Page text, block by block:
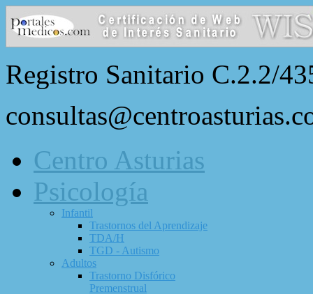
Registro Sanitario C.2.2/
Centro Asturias
Psicología
Infantil
Trastornos del Aprendizaje
TDA/H
TGD - Autismo
Adultos
Trastorno Disfórico
Premenstrual